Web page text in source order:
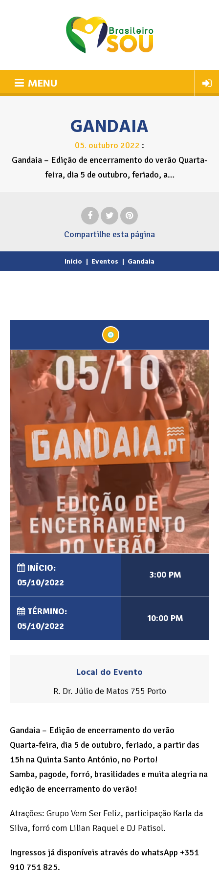
MENU
GANDAIA
05. outubro 2022
Gandaia – Edição de encerramento do verão Quarta-
feira, dia 5 de outubro, feriado, a…
Compartilhe esta página
Início | Eventos | Gandaia
INÍCIO:
05/10/2022
3:00 PM
TÉRMINO:
05/10/2022
10:00 PM
Local do Evento
R. Dr. Júlio de Matos 755 Porto
Gandaia – Edição de encerramento do verão
Quarta-feira, dia 5 de outubro, feriado, a partir das
15h na Quinta Santo António, no Porto!
Samba, pagode, forró, brasilidades e muita alegria na
edição de encerramento do verão!
Atrações: Grupo Vem Ser Feliz, participação Karla da
Silva, forró com Lilian Raquel e DJ Patisol.
Ingressos já disponíveis através do whatsApp +351
910 751 825.